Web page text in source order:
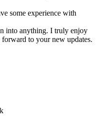
some experience with
into anything. I truly enjoy
to your new updates.